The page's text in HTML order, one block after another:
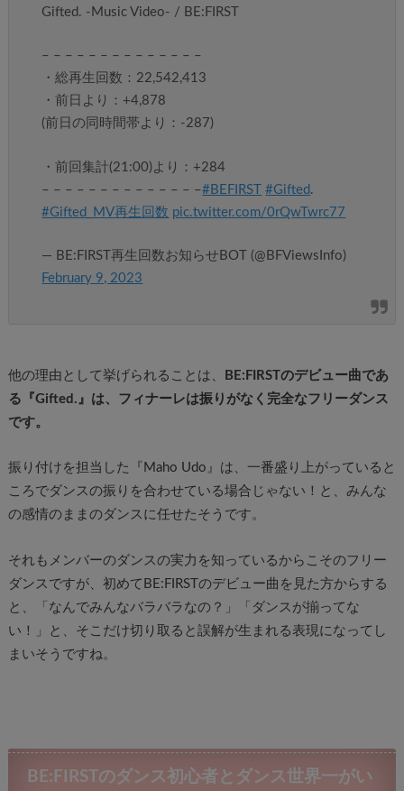
Gifted. -Music Video- / BE:FIRST
– – – – – – – – – – – – – –
・総再生回数：22,542,413
・前日より：+4,878
(前日の同時間帯より：-287)
・前回集計(21:00)より：+284
– – – – – – – – – – – – – –#BEFIRST #Gifted .
#Gifted_MV再生回数 pic.twitter.com/0rQwTwrc77
— BE:FIRST再生回数お知らせBOT (@BFViewsInfo)
February 9, 2023
他の理由として挙げられることは、
BE:FIRSTのデビュー曲であ
る『Gifted.』は、フィナーレは振りがなく完全なフリーダンス
です。
振り付けを担当した『Maho Udo』は、一番盛り上がっていると
ころでダンスの振りを合わせている場合じゃない！と、みんな
の感情のままのダンスに任せたそうです。
それもメンバーのダンスの実力を知っているからこそのフリー
ダンスですが、初めてBE:FIRSTのデビュー曲を見た方からする
と、「なんでみんなバラバラなの？」「ダンスが揃ってな
い！」と、そこだけ切り取ると誤解が生まれる表現になってし
まいそうですね。
BE:FIRSTのダンス初心者とダンス世界一がい